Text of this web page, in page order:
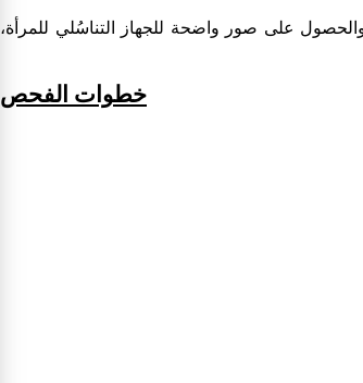
على صور واضحة للجهاز التناسُلي للمرأة،
خطوات الفحص